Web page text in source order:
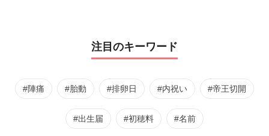
注目のキーワード
#陣痛 #胎動 #排卵日 #内祝い #帝王切開
#出生届 #初穂料 #名前